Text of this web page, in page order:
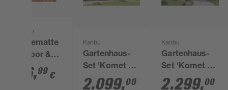
Wenko
Badematte
'Indoor &
Outdoor
Acacia'
46,99 €
Karibu
Gartenhaus-
Set 'Komet 3
B' Fichtenholz
2.099,00
Karibu
Gartenhaus-
Set 'Komet 3,5
B' Fichtenholz
2.299,00